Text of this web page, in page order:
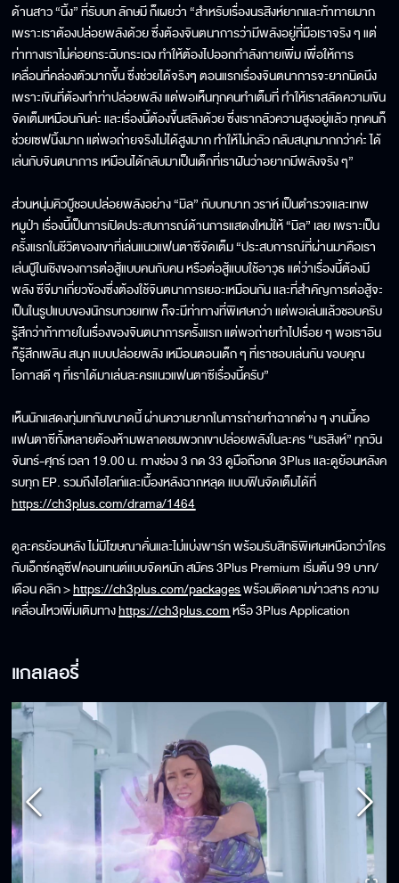
ด้านสาว “นิ้ง” ที่รับบท ลักษมี ก็เผยว่า “สำหรับเรื่องนรสิงห์ยากและท้าทายมาก
เพราะเราต้องปล่อยพลังด้วย ซึ่งต้องจินตนาการว่ามีพลังอยู่ที่มือเราจริง ๆ แต่
ท่าทางเราไม่ค่อยกระฉับกระเฉง ทำให้ต้องไปออกกำลังกายเพิ่ม เพื่อให้การ
เคลื่อนที่คล่องตัวมากขึ้น ซึ่งช่วยได้จริงๆ ตอนแรกเรื่องจินตนาการจะยากนิดนึง
เพราะเขินที่ต้องทำท่าปล่อยพลัง แต่พอเห็นทุกคนทำเต็มที่ ทำให้เราสลัดความเขิน
จัดเต็มเหมือนกันค่ะ และเรื่องนี้ต้องขึ้นสลิงด้วย ซึ่งเรากลัวความสูงอยู่แล้ว ทุกคนก็
ช่วยเซฟนิ้งมาก แต่พอถ่ายจริงไม่ได้สูงมาก ทำให้ไม่กลัว กลับสนุกมากกว่าค่ะ ได้
เล่นกับจินตนาการ เหมือนได้กลับมาเป็นเด็กที่เราฝันว่าอยากมีพลังจริง ๆ”
ส่วนหนุ่มคิวบู๊ชอบปล่อยพลังอย่าง “มิล” กับบทบาท วราห์ เป็นตำรวจและเทพ
หมูป่า เรื่องนี้เป็นการเปิดประสบการณ์ด้านการแสดงใหม่ให้ “มิล” เลย เพราะเป็น
ครั้งแรกในชีวิตของเขาที่เล่นแนวแฟนตาซีจัดเต็ม “ประสบการณ์ที่ผ่านมาคือเรา
เล่นบู๊ในเชิงของการต่อสู้แบบคนกับคน หรือต่อสู้แบบใช้อาวุธ แต่ว่าเรื่องนี้ต้องมี
พลัง ซีจีมาเกี่ยวข้องซึ่งต้องใช้จินตนาการเยอะเหมือนกัน และที่สำคัญการต่อสู้จะ
เป็นในรูปแบบของนักรบทวยเทพ ก็จะมีท่าทางที่พิเศษกว่า แต่พอเล่นแล้วชอบครับ
รู้สึกว่าท้าทายในเรื่องของจินตนาการครั้งแรก แต่พอถ่ายทำไปเรื่อย ๆ พอเราอิน
ก็รู้สึกเพลิน สนุก แบบปล่อยพลัง เหมือนตอนเด็ก ๆ ที่เราชอบเล่นกัน ขอบคุณ
โอกาสดี ๆ ที่เราได้มาเล่นละครแนวแฟนตาซีเรื่องนี้ครับ”
เห็นนักแสดงทุ่มเทกันขนาดนี้ ผ่านความยากในการถ่ายทำฉากต่าง ๆ งานนี้คอ
แฟนตาซีทั้งหลายต้องห้ามพลาดชมพวกเขาปล่อยพลังในละคร “นรสิงห์” ทุกวัน
จันทร์-ศุกร์ เวลา 19.00 น. ทางช่อง 3 กด 33 ดูมือถือกด 3Plus และดูย้อนหลังค
รบทุก EP. รวมถึงไฮไลท์และเบื้องหลังฉากหลุด แบบฟินจัดเต็มได้ที่
https://ch3plus.com/drama/1464
ดูละครย้อนหลัง ไม่มีโฆษณาคั่นและไม่แบ่งพาร์ท พร้อมรับสิทธิพิเศษเหนือกว่าใคร
กับเอ็กซ์คลูซีฟคอนเทนต์แบบจัดหนัก สมัคร 3Plus Premium เริ่มต้น 99 บาท/
เดือน คลิก >https://ch3plus.com/packagesพร้อมติดตามข่าวสาร ความ
เคลื่อนไหวเพิ่มเติมทางhttps://ch3plus.comหรือ 3Plus Application
แกลเลอรี่